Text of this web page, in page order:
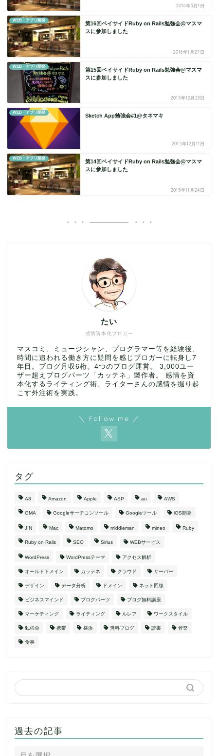
2016年3月1日
WEB・アプリ開発
第16回ベイサイドRuby on Rails勉強会@マスマ
スに参加しました
2016年1月27日
WEB・アプリ開発
第15回ベイサイドRuby on Rails勉強会@マスマ
スに参加しました
2015年12月23日
WEB・アプリ開発
Sketch App勉強会#1@タネマキ
2015年12月11日
WEB・アプリ開発
第14回ベイサイドRuby on Rails勉強会@マスマ
スに参加しました
2015年11月24日
感情資本化ブロガー
たい
マスコミ、ミュージシャン、プログラマー等を経験後、
時間に追われる働き方に疑問を感じブロガーに転身し7
年目。ブログ月収6桁。4つのブログ運営。 3,000ユー
ザー超えブログパーツ「カッテネ」製作者。 感情を資
本化するライティング術、ライターさんの感情を掘り起
こす外注術を実践。
＼ Follow me ／
タグ
A8 Amazon Apple ASP au AWS
GMA Googleサーチコンソール Googleツール iOS開発
JIN Mac Matomo middleman mineo Ruby
Ruby on Rails SEO Sirius WEBサービス
WordPress WordPressテーマ アクセス解析
オールドドメイン カッテネ クラウド サーバー
デザイン データ分析 ドメイン ネット回線
ビジネスマインド ブログパーツ ブログ無料講座
マーケティング ライティング ルレア ワークスタイル
勉強会 携帯 横浜 無料ブログ 読書 音楽
食事
過去の記事